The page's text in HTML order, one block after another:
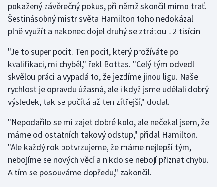
Futsal
Golf
Gymnastika
Házená
Jezdectví
Judo
Krasobruslení
Lezení
pokažený závěrečný pokus, při němž skončil mimo trať.
Šestinásobný mistr světa Hamilton toho nedokázal
plně využít a nakonec dojel druhý se ztrátou 12 tisícin.
"Je to super pocit. Ten pocit, který prožíváte po
kvalifikaci, mi chyběl," řekl Bottas. "Celý tým odvedl
skvělou práci a vypadá to, že jezdíme jinou ligu. Naše
rychlost je opravdu úžasná, ale i když jsme udělali dobrý
výsledek, tak se počítá až ten zítřejší," dodal.
"Nepodařilo se mi zajet dobré kolo, ale nečekal jsem, že
máme od ostatních takový odstup," přidal Hamilton.
"Ale každý rok potvrzujeme, že máme nejlepší tým,
nebojíme se nových věcí a nikdo se nebojí přiznat chybu.
A tím se posouváme dopředu," zakončil.